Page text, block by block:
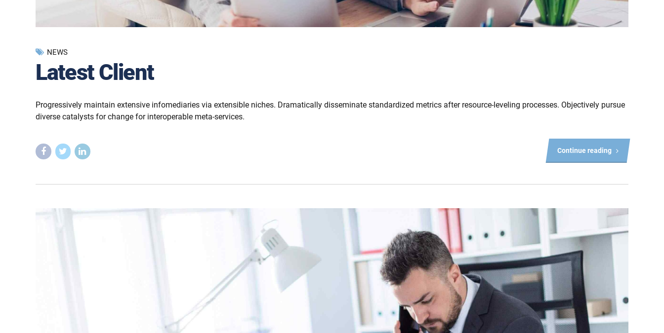
NEWS
Latest Client
Progressively maintain extensive infomediaries via extensible niches. Dramatically disseminate standardized metrics after resource-leveling processes. Objectively pursue
diverse catalysts for change for interoperable meta-services.
Continue reading